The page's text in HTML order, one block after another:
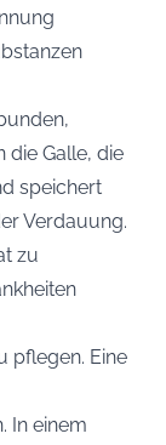
die Galle, die
speichert
Verdauung.
zu
pflegen. Eine
In einem